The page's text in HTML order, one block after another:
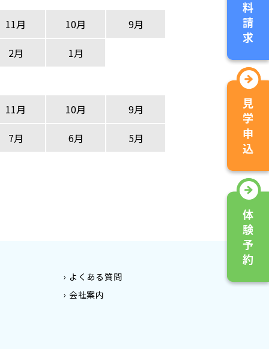
11月 10月
9月
2月
1月
11月 10月
9月
7月 6月
5月
よくある質問
会社案内